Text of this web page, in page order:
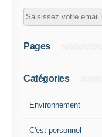
Pages
Catégories
Environnement
C'est personnel